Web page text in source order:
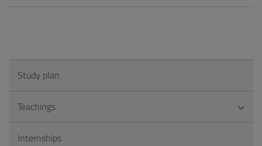
Study plan
Teachings
Internships